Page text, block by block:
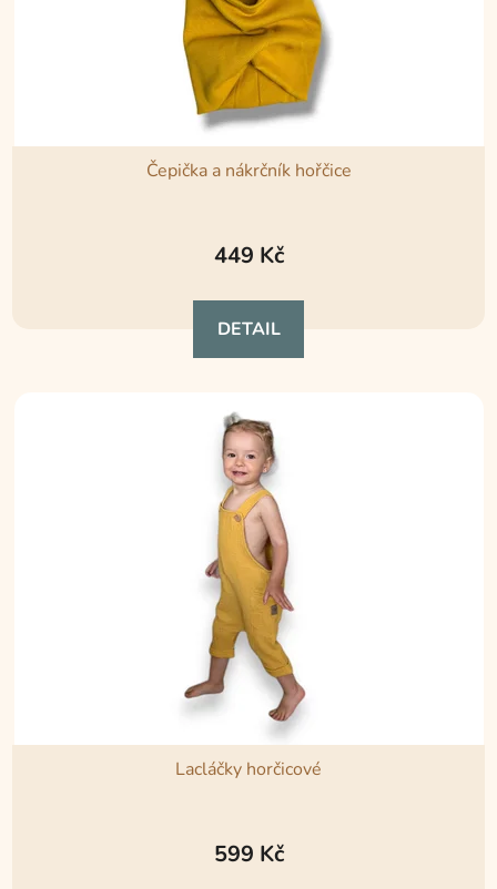
Čepička a nákrčník hořčice
449 Kč
DETAIL
Lacláčky horčicové
hodnocení
599 Kč